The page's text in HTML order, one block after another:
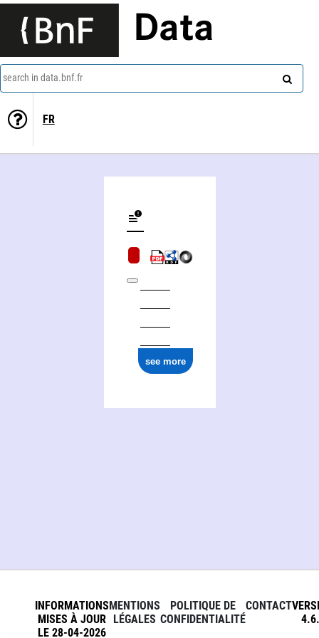
Data
search in data.bnf.fr
FR
see more
INFORMATIONS
MISES À JOUR
LE 28-04-2026
MENTIONS
LÉGALES
POLITIQUE DE
CONFIDENTIALITÉ
CONTACT